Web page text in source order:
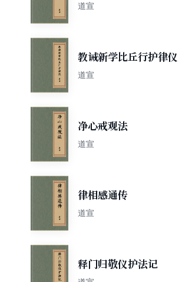
道宣
教诫新学比丘行护律仪
道宣
净心戒观法
道宣
律相感通传
道宣
释门归敬仪护法记